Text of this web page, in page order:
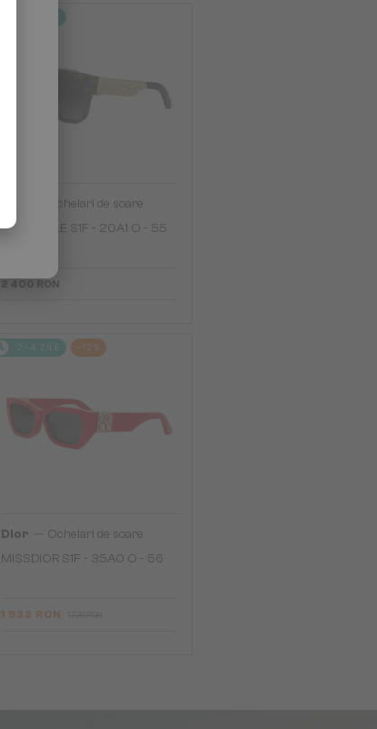
Ochelari de soare
DIORESILLE S1F - 20A1 O - 55
2 400 RON
2-4 ZILE -12%
Dior
Ochelari de soare
MISSDIOR S1F - 35A0 O - 56
1 532 RON